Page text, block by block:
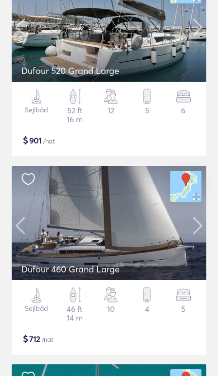
Dufour 520 Grand Large
Sejlbåd
52 ft
16 m
12 5 6
$901 /nat
Dufour 460 Grand Large
Sejlbåd
46 ft
14 m
10 4 5
$712/nat